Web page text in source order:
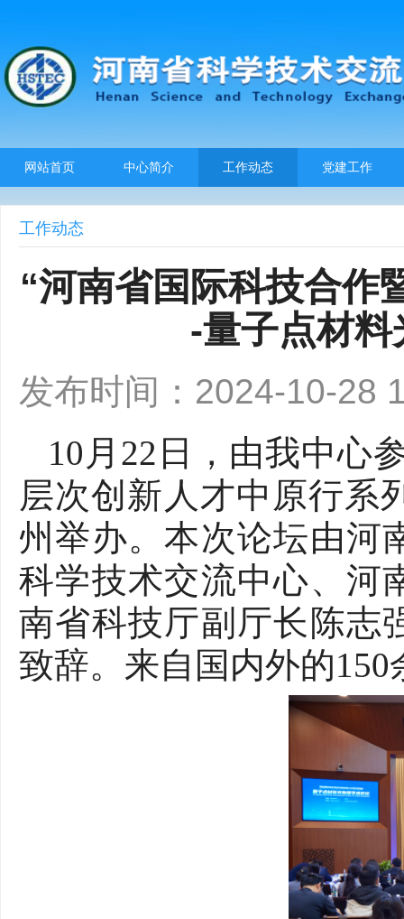
网站首页 中心简介 工作动态 党建工作
工作动态
“河南省国际科技合作
-量子点材
发布时间：2024-10-28
10 月 22 日，由我中心
层次创新人才中原行系
州举办。本次论坛由河
科学技术交流中心、河
南省科技厅副厅长陈志
致辞。来自国内外的150